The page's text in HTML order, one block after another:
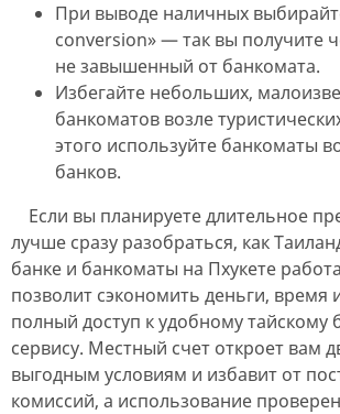
При выводе наличных
conversion» — так вы получите
не завышенный от банкомата.
Избегайте небольших,
банкоматов возле
этого используйте банкоматы
банков.
Если вы планируете длительное
лучше сразу разобраться, как
банке и банкоматы на Пхукете
позволит сэкономить деньги, время
полный доступ к удобному тайскому
сервису. Местный счет откроет вам
выгодным условиям и избавит от
комиссий, а использование